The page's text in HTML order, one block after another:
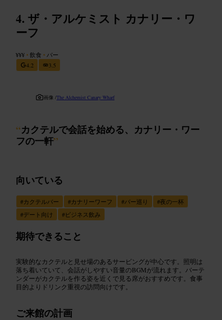
ザ・アルケミスト カナリー・ワ
ーフ
¥¥¥ • 飲食 • バー
4.2
3.5
画像 /The Alchemist Canary Wharf
“カクテルで会話を始める、カナリー・ワー
フの一軒”
向いている
#カクテルバー #カナリーワーフ #バー巡り #夜の一杯
#デート向け #ビジネス飲み
期待できること
実験的なカクテルと見せ場のあるサービングが中心です。照明は
落ち着いていて、会話がしやすい音量のBGMが流れます。バーテ
ンダーがカクテルを作る姿を近くで見る席がおすすめです。食事
目的よりドリンク重視の訪問向けです。
ご来館の計画